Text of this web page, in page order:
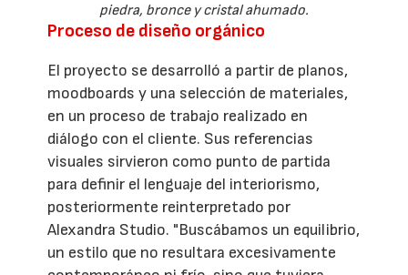
piedra, bronce y cristal ahumado.
Proceso de diseño orgánico
El proyecto se desarrolló a partir de planos,
moodboards y una selección de materiales,
en un proceso de trabajo realizado en
diálogo con el cliente. Sus referencias
visuales sirvieron como punto de partida
para definir el lenguaje del interiorismo,
posteriormente reinterpretado por
Alexandra Studio. "Buscábamos un equilibrio,
un estilo que no resultara excesivamente